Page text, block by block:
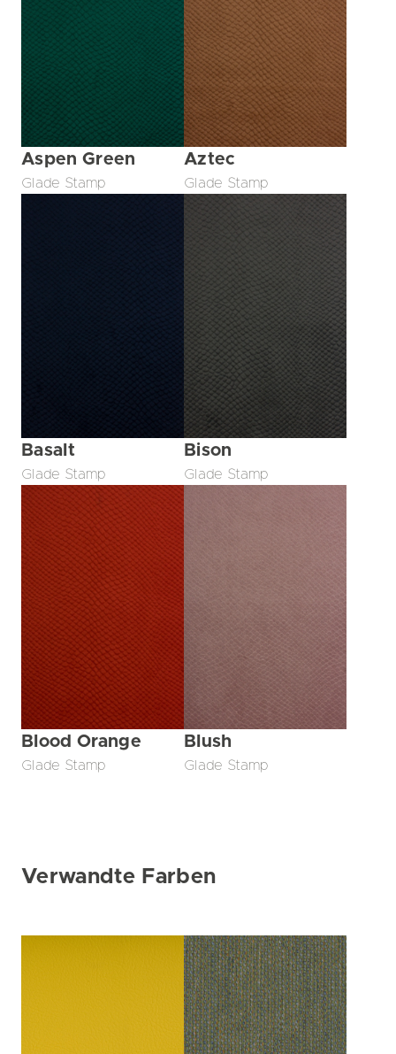
Aspen Green
Glade Stamp
Aztec
Glade Stamp
Basalt
Glade Stamp
Bison
Glade Stamp
Blood Orange
Glade Stamp
Blush
Glade Stamp
Verwandte Farben